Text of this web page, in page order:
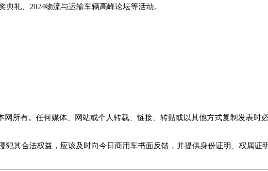
礼、2024物流与运输车辆高峰论坛等活动。
所有。任何媒体、网站或个人转载、链接、转贴或以其他方式复制发表时
其合法权益，应该及时向今日商用车书面反馈，并提供身份证明、权属证